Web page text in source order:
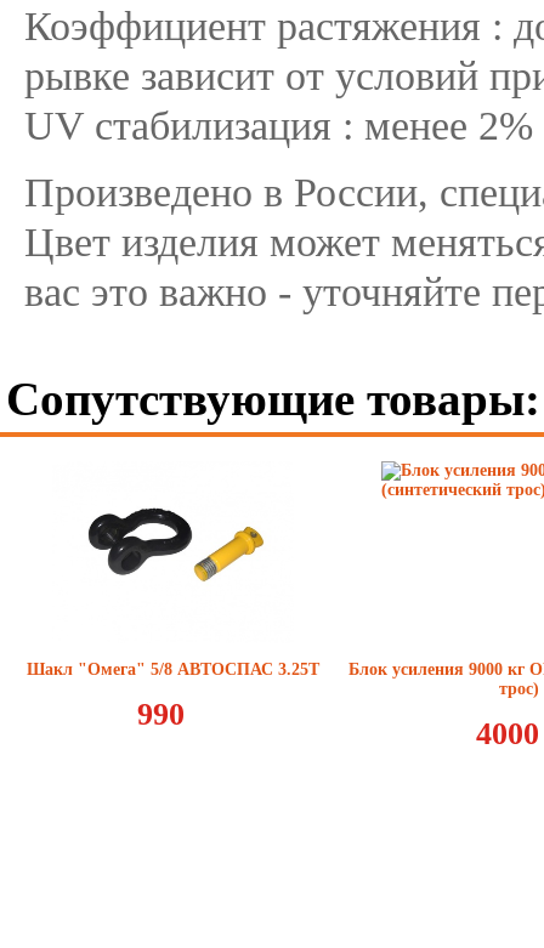
Коэффициент растяжения :
рывке зависит от условий
UV стабилизация : менее 2%
Произведено в России,
Цвет изделия может
вас это важно - уточняйте
Сопутствующие товары:
Шакл "Омега" 5/8 АВТОСПАС 3.25T
990
Блок усиления 9000 кг
трос)
4000